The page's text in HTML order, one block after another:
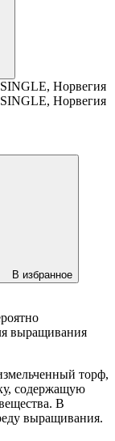
В избранное
выращивания
торф,
содержащую
В
выращивания.